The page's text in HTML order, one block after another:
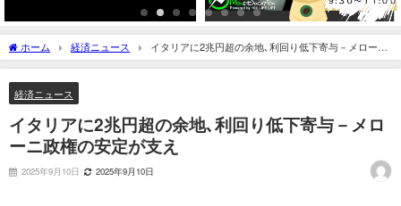
ホーム 経済ニュース
イタリアに2兆円超の余地､利回り低下寄与－メローニ
政権の安定が支え
経済ニュース
イタリアに2兆円超の余地､利回り低下寄与－メロ
ーニ政権の安定が支え
2025年9月10日 2025年9月10日